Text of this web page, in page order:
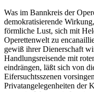
Was im Bannkreis der
demokratisierende
förmliche Lust, sich mit
Operettenwelt zu
gewiß ihrer Dienerschaft
Handlungsreisende mit
eindrängen, läßt sich von
Eifersuchtsszenen
Privatangelegenheiten der